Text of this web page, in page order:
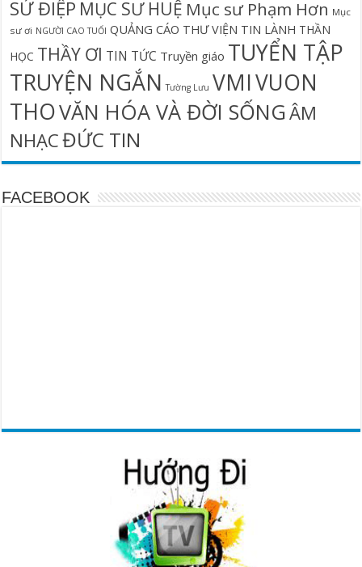
SỨ ĐIỆP MỤC SƯ HUỆ Mục sư Phạm Hơn Mục
sư ơi NGƯỜI CAO TUỔI QUẢNG CÁO THƯ VIỆN TIN LÀNH THẦN
HỌC THẦY ƠI TIN TỨC Truyền giáo TUYỂN TẬP
TRUYỆN NGẮN Tường Lưu VMIVUON
THOVĂN HÓA VÀ ĐỜI SỐNGÂM
NHẠCĐỨC TIN
FACEBOOK